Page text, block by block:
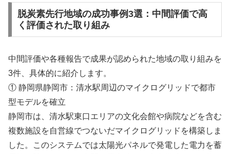
脱炭素先行地域の成功事例3選：中間評価で高
く評価された取り組み
中間評価や各種報告で成果が認められた地域の取り組みを
3件、具体的に紹介します。
① 静岡県静岡市：清水駅周辺のマイクログリッドで都市
型モデルを確立
静岡市は、清水駅東口エリアの文化会館や病院などを含む
複数施設を自営線でつないだマイクログリッドを構築しま
した。このシステムでは太陽光パネルで発電した電力を蓄